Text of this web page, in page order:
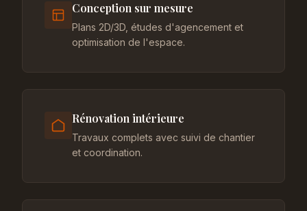
Conception sur mesure
Plans 2D/3D, études d'agencement et
optimisation de l'espace.
Rénovation intérieure
Travaux complets avec suivi de chantier
et coordination.